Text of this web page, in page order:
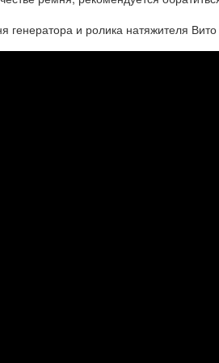
генератора и ролика натяжителя